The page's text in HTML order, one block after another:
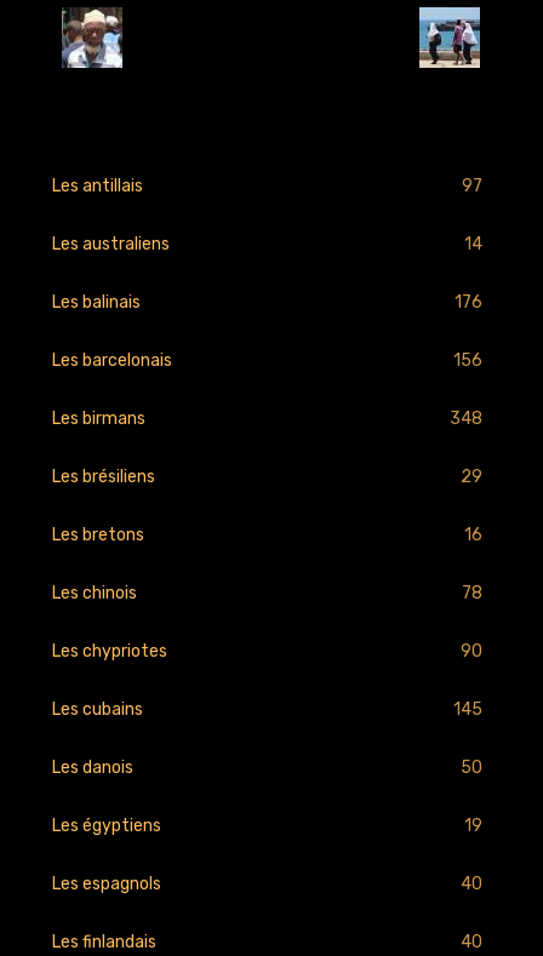
Les antillais 97
Les australiens 14
Les balinais 176
Les barcelonais 156
Les birmans 348
Les brésiliens 29
Les bretons 16
Les chinois 78
Les chypriotes 90
Les cubains 145
Les danois 50
Les égyptiens 19
Les espagnols 40
Les finlandais 40